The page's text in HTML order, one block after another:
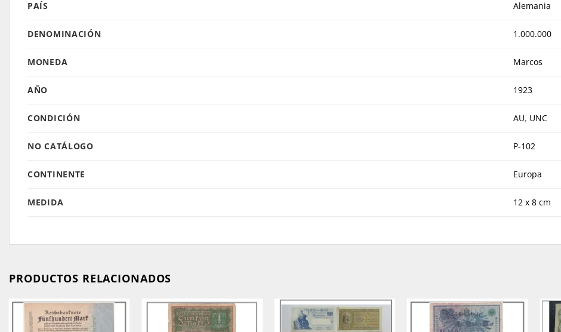
PAÍS Alemania
DENOMINACIÓN 1.000.000
MONEDA Marcos
AÑO 1923
CONDICIÓN AU, UNC
NO CATÁLOGO P-102
CONTINENTE Europa
MEDIDA 12 x 8 cm
PRODUCTOS RELACIONADOS